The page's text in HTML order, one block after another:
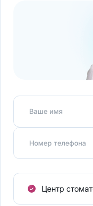
Ваше имя
Номер телефона
Центр